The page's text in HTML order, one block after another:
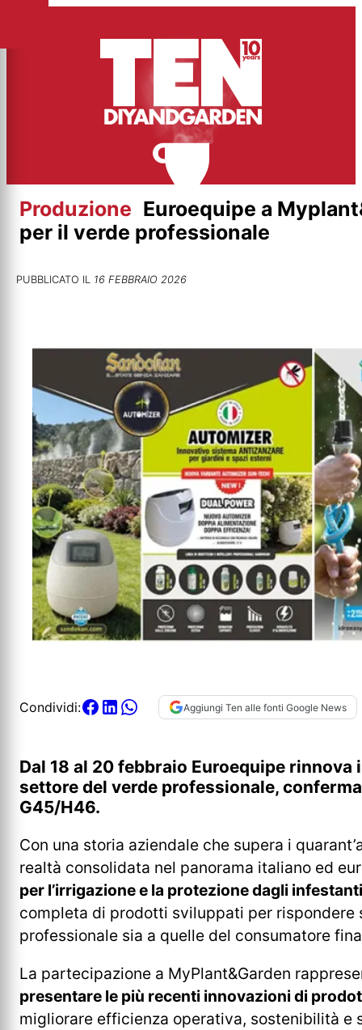
contenuto
Produzione Euroequipe a
per il verde professionale
PUBBLICATO IL 16 FEBBRAIO 2026
Condividi: Aggiungi Ten alle fonti Google News
Dal 18 al 20 febbraio Euroequipe
settore del verde professionale,
G45/H46.
Con una storia aziendale che supera i
realtà consolidata nel panorama italiano ed
per l’irrigazione e la protezione dagli infestanti
completa di prodotti sviluppati per rispondere
professionale sia a quelle del consumatore
La partecipazione a MyPlant&Garden
presentare le più recenti innovazioni di
migliorare efficienza operativa, sostenibilità